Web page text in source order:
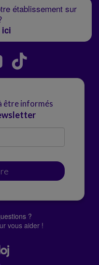
établissement sur
ici
être informés
?
vous aider !